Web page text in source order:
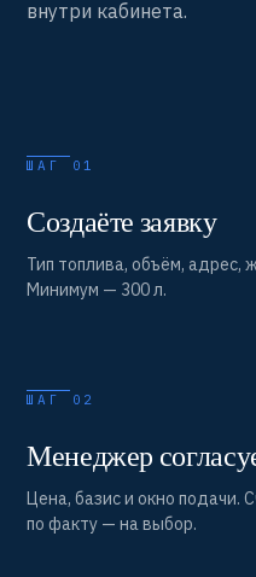
внутри кабинета.
ШАГ 01
Создаёте заявку
Тип топлива, объём, адрес,
Минимум — 300 л.
ШАГ 02
Менеджер
Цена, базис и окно подачи.
по факту — на выбор.